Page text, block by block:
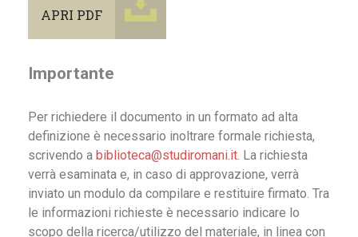
APRI PDF
Importante
Per richiedere il documento in un formato ad alta
definizione è necessario inoltrare formale richiesta,
scrivendo a biblioteca@studiromani.it. La richiesta
verrà esaminata e, in caso di approvazione, verrà
inviato un modulo da compilare e restituire firmato. Tra
le informazioni richieste è necessario indicare lo
scopo della ricerca/utilizzo del materiale, in linea con